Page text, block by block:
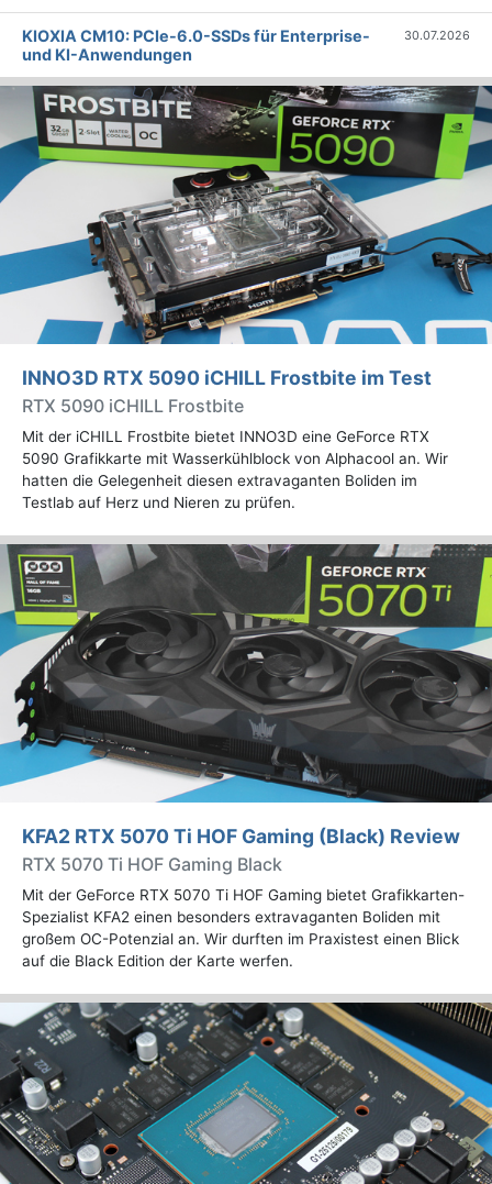
KIOXIA CM10: PCIe-6.0-SSDs für Enterprise-
und KI-Anwendungen
30.07.2026
INNO3D RTX 5090 iCHILL Frostbite im Test
RTX 5090 iCHILL Frostbite
Mit der iCHILL Frostbite bietet INNO3D eine GeForce RTX
5090 Grafikkarte mit Wasserkühlblock von Alphacool an. Wir
hatten die Gelegenheit diesen extravaganten Boliden im
Testlab auf Herz und Nieren zu prüfen.
KFA2 RTX 5070 Ti HOF Gaming (Black) Review
RTX 5070 Ti HOF Gaming Black
Mit der GeForce RTX 5070 Ti HOF Gaming bietet Grafikkarten-
Spezialist KFA2 einen besonders extravaganten Boliden mit
großem OC-Potenzial an. Wir durften im Praxistest einen Blick
auf die Black Edition der Karte werfen.